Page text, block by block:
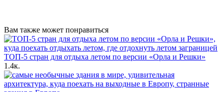
Вам также может понравиться
ТОП-5 стран для отдыха летом по версии «Орла и Решки»
1.4к.